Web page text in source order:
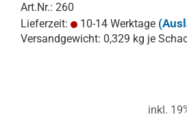
Art.Nr.: 260
Lieferzeit:
10-14 Werktage
Versandgewicht: 0,329 kg je
inkl.